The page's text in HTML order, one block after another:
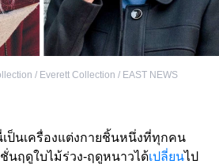
/ Everett Collection / EAST NEWS
ป็นเครื่องแต่งกายชิ้นหนึ่งที่ทุกคน
นฤดูใบไม้ร่วง-ฤดูหนาวได้เปลี่ยนไป